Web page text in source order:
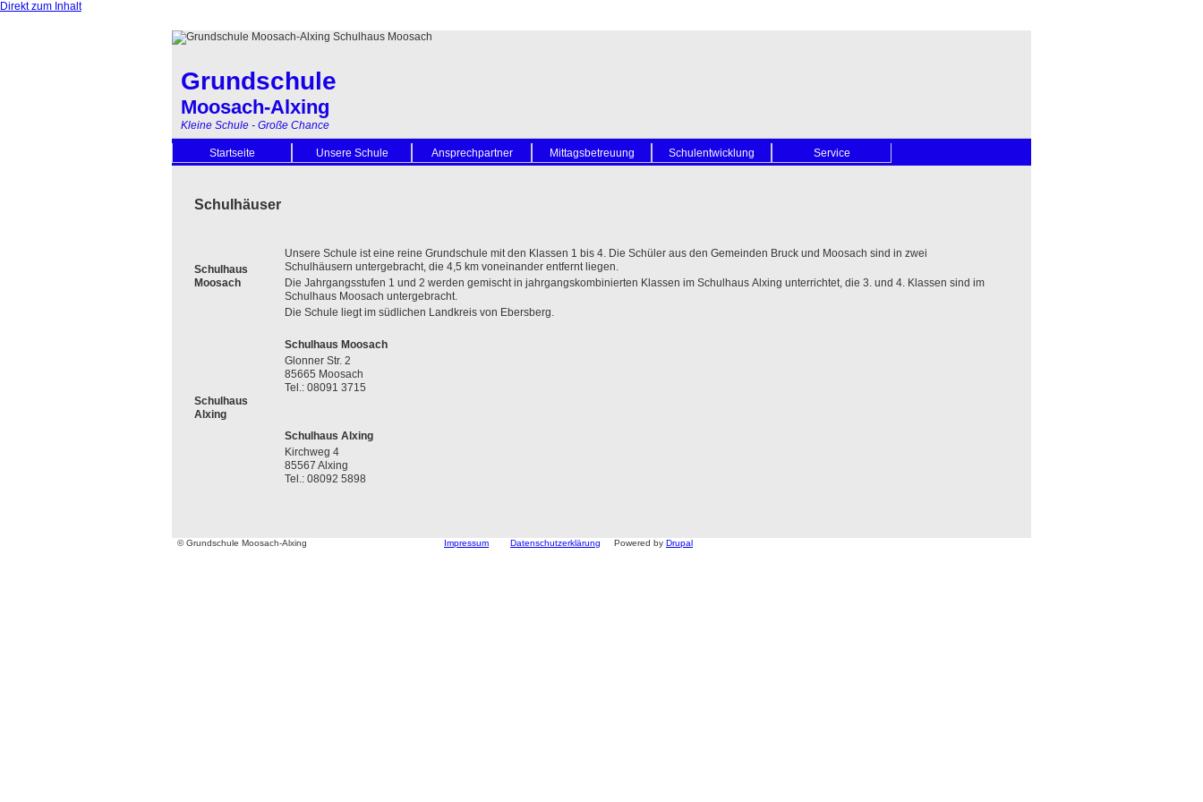
Direkt zum Inhalt
Grundschule
Moosach-Alxing
Kleine Schule - Große Chance
Startseite Unsere Schule Ansprechpartner Mittagsbetreuung Schulentwicklung Service
Schulhäuser
Schulhaus
Moosach
Unsere Schule ist eine reine Grundschule mit den Klassen 1 bis 4. Die Schüler aus den Gemeinden Bruck und Moosach sind in zwei
Schulhäusern untergebracht, die 4,5 km voneinander entfernt liegen.
Die Jahrgangsstufen 1 und 2 werden gemischt in jahrgangskombinierten Klassen im Schulhaus Alxing unterrichtet, die 3. und 4. Klassen sind im
Schulhaus Moosach untergebracht.
Die Schule liegt im südlichen Landkreis von Ebersberg.
Schulhaus Moosach
Glonner Str. 2
85665 Moosach
Tel.: 08091 3715
Schulhaus Alxing
Kirchweg 4
85567 Alxing
Tel.: 08092 5898
Schulhaus
Alxing
© Grundschule Moosach-Alxing Impressum Datenschutzerklärung Powered by Drupal